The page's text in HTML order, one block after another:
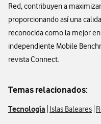
Red, contribuyen a
proporcionando así una
reconocida como la mejor
independiente Mobile
revista Connect.
Temas relacionados:
Tecnología Islas Baleares